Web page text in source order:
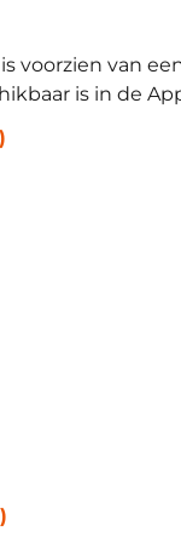
Comflex
is voorzien van
is in de